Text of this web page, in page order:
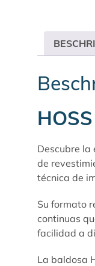
Descubre la
de
técnica de
Su formato
continuas
facilidad a
La baldosa